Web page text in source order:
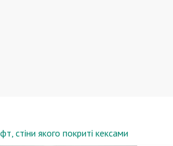
і собівартість вантажоперевезень